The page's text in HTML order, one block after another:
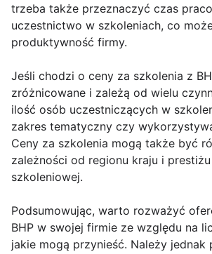
trzeba także przeznaczyć czas
uczestnictwo w szkoleniach, co
produktywność firmy.
Jeśli chodzi o ceny za szkolenia z
zróżnicowane i zależą od wielu
ilość osób uczestniczących w
zakres tematyczny czy
Ceny za szkolenia mogą także być
zależności od regionu kraju i
szkoleniowej.
Podsumowując, warto rozważyć
BHP w swojej firmie ze względu na
jakie mogą przynieść. Należy jednak